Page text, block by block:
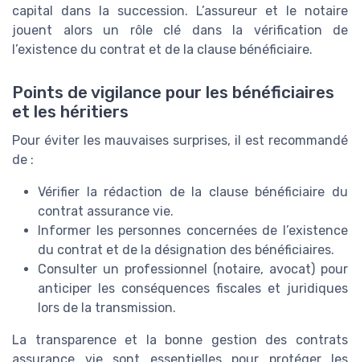
capital dans la succession. L’assureur et le notaire
jouent alors un rôle clé dans la vérification de
l’existence du contrat et de la clause bénéficiaire.
Points de vigilance pour les bénéficiaires
et les héritiers
Pour éviter les mauvaises surprises, il est recommandé
de :
Vérifier la rédaction de la clause bénéficiaire du
contrat assurance vie.
Informer les personnes concernées de l’existence
du contrat et de la désignation des bénéficiaires.
Consulter un professionnel (notaire, avocat) pour
anticiper les conséquences fiscales et juridiques
lors de la transmission.
La transparence et la bonne gestion des contrats